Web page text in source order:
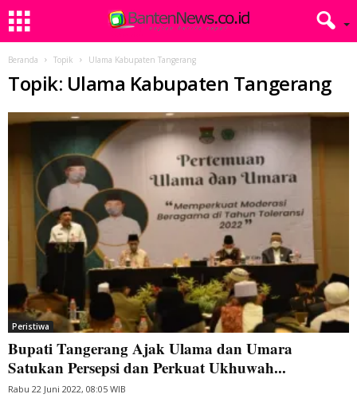
Beranda Topik Ulama Kabupaten Tangerang
Topik: Ulama Kabupaten Tangerang
Peristiwa
Bupati Tangerang Ajak Ulama dan Umara
Satukan Persepsi dan Perkuat Ukhuwah...
Rabu 22 Juni 2022, 08:05 WIB